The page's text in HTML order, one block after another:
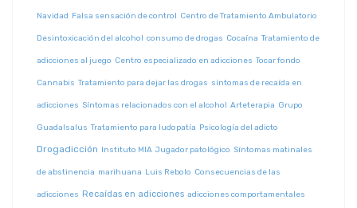
Navidad Falsa sensación de control Centro de Tratamiento Ambulatorio
Desintoxicación del alcohol consumo de drogas Cocaína Tratamiento de
adicciones al juego Centro especializado en adicciones Tocar fondo
Cannabis Tratamiento para dejar las drogas síntomas de recaída en
adicciones Síntomas relacionados con el alcohol Arteterapia Grupo
Guadalsalus Tratamiento para ludopatía Psicología del adicto
Drogadicción Instituto MIA Jugador patológico Síntomas matinales
de abstinencia marihuana Luis Rebolo Consecuencias de las
adicciones Recaídas en adicciones adicciones comportamentales